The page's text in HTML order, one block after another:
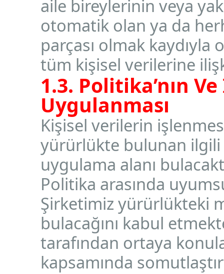
aile bireylerinin veya
otomatik olan ya da
parçası olmak
tüm kişisel verilerine
1.3. Politika’nın
Uygulanması
Kişisel verilerin
yürürlükte bulunan
uygulama alanı
Politika arasında
Şirketimiz yürürlükteki
bulacağını kabul
tarafından ortaya
kapsamında